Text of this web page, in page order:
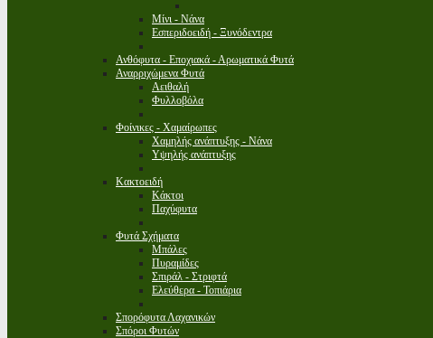
Μίνι - Νάνα
Εσπεριδοειδή - Ξυνόδεντρα
Ανθόφυτα - Εποχιακά - Αρωματικά Φυτά
Αναρριχώμενα Φυτά
Αειθαλή
Φυλλοβόλα
Φοίνικες - Χαμαίρωπες
Χαμηλής ανάπτυξης - Νάνα
Υψηλής ανάπτυξης
Κακτοειδή
Κάκτοι
Παχύφυτα
Φυτά Σχήματα
Μπάλες
Πυραμίδες
Σπιράλ - Στριφτά
Ελεύθερα - Τοπιάρια
Σπορόφυτα Λαχανικών
Σπόροι Φυτών